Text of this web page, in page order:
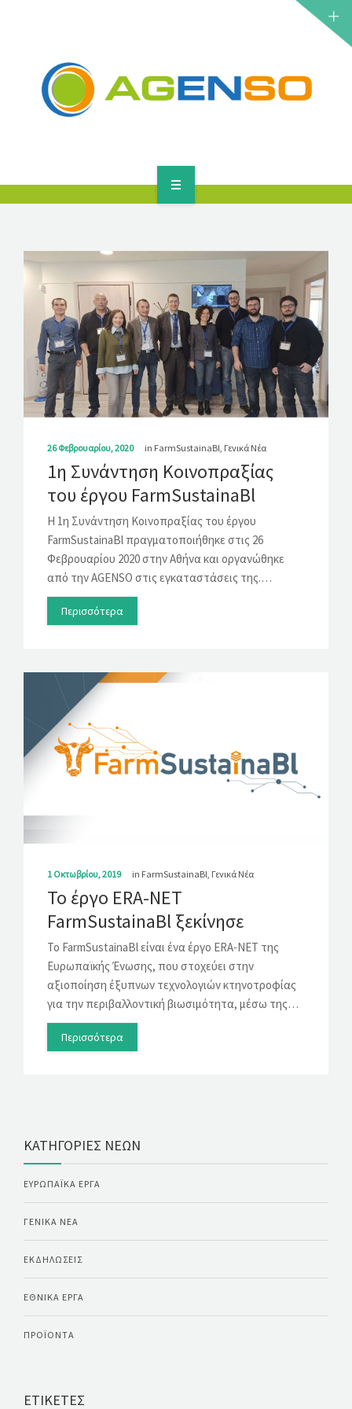
ΛΎΣΕΙΣ
ΑΡΧΙΚΉ
ΕΡΕΥΝΗΤΙΚΆ ΈΡΓΑ
ΠΡΟΪΌΝΤΑ
ΛΎΣΕΙΣ
ΝΈΑ
26 Φεβρουαρίου, 2020 in FarmSustainaBl, Γενικά Νέα
1η Συνάντηση Κοινοπραξίας
του έργου FarmSustainaBl
Η 1η Συνάντηση Κοινοπραξίας του έργου
FarmSustainaBl πραγματοποιήθηκε στις 26
Φεβρουαρίου 2020 στην Αθήνα και οργανώθηκε
από την AGENSO στις εγκαταστάσεις της.…
Περισσότερα
1 Οκτωβρίου, 2019 in FarmSustainaBl Γενικά Νέα
Το έργο ERA-NET
FarmSustainaBl ξεκίνησε
Το FarmSustainaBl είναι ένα έργο ERA-NET της
Ευρωπαϊκής Ένωσης, που στοχεύει στην
αξιοποίηση έξυπνων τεχνολογιών κτηνοτροφίας
για την περιβαλλοντική βιωσιμότητα, μέσω της…
Περισσότερα
ΚΑΤΗΓΟΡΊΕΣ ΝΈΩΝ
ΕΥΡΩΠΑΪΚΆ ΈΡΓΑ
ΓΕΝΙΚΆ ΝΈΑ
ΕΚΔΗΛΏΣΕΙΣ
ΕΘΝΙΚΆ ΈΡΓΑ
ΠΡΟΪΌΝΤΑ
ΕΤΙΚΈΤΕΣ